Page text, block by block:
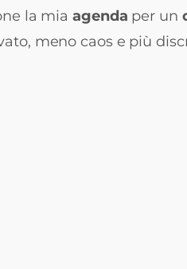
la miaagenda per un
meno caos e più